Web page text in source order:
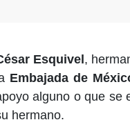
Esquivel ,
Embajada de
alguno o que se
hermano.